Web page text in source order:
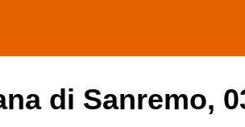
di Sanremo,